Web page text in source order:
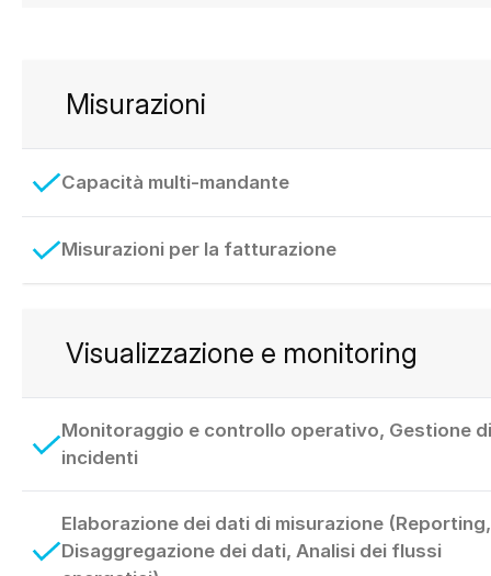
Misurazioni
Capacità multi-mandante
Misurazioni per la fatturazione
Visualizzazione e monitoring
Monitoraggio e controllo operativo, Gestione di
incidenti
Elaborazione dei dati di misurazione (Reporting,
Disaggregazione dei dati, Analisi dei flussi